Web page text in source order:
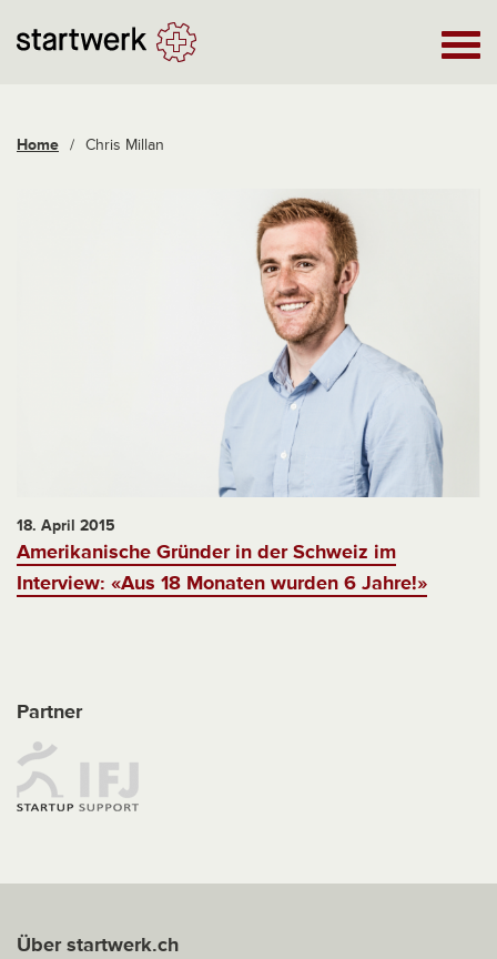
Home / Chris Millan
18. April 2015
Amerikanische Gründer in der Schweiz im
Interview: «Aus 18 Monaten wurden 6 Jahre!»
Partner
Über startwerk.ch